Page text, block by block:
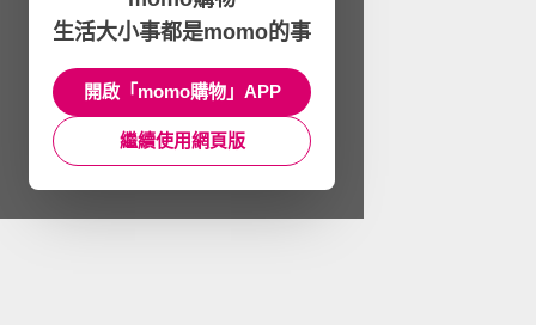
生活大小事都是momo的事
開啟「momo購物」APP
繼續使用網頁版